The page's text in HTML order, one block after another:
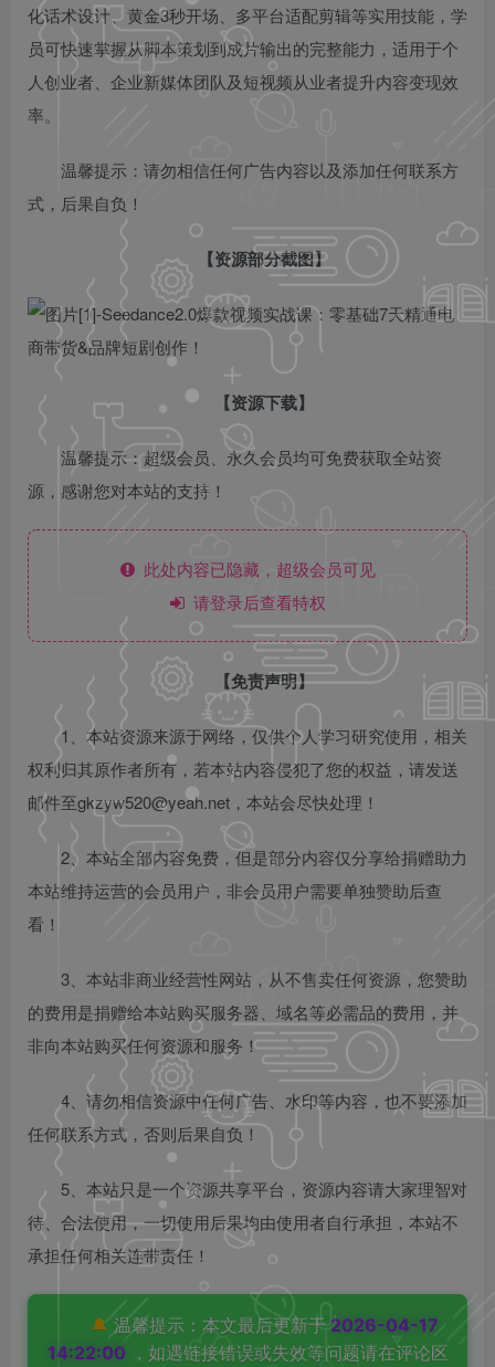
化话术设计、黄金3秒开场、多平台适配剪辑等实用技能，学
员可快速掌握从脚本策划到成片输出的完整能力，适用于个
人创业者、企业新媒体团队及短视频从业者提升内容变现效
率。
温馨提示：请勿相信任何广告内容以及添加任何联系方
式，后果自负！
【资源部分截图】
【资源下载】
温馨提示：超级会员、永久会员均可免费获取全站资
源，感谢您对本站的支持！
此处内容已隐藏，超级会员可见
请登录后查看特权
【免责声明】
1、本站资源来源于网络，仅供个人学习研究使用，相关
权利归其原作者所有，若本站内容侵犯了您的权益，请发送
邮件至gkzyw520@yeah.net，本站会尽快处理！
2、本站全部内容免费，但是部分内容仅分享给捐赠助力
本站维持运营的会员用户，非会员用户需要单独赞助后查
看！
3、本站非商业经营性网站，从不售卖任何资源，您赞助
的费用是捐赠给本站购买服务器、域名等必需品的费用，并
非向本站购买任何资源和服务！
4、请勿相信资源中任何广告、水印等内容，也不要添加
任何联系方式，否则后果自负！
5、本站只是一个资源共享平台，资源内容请大家理智对
待、合法使用，一切使用后果均由使用者自行承担，本站不
承担任何相关连带责任！
🔔 温馨提示：本文最后更新于 2026-04-17
14:22:00 ，如遇链接错误或失效等问题请在评论区